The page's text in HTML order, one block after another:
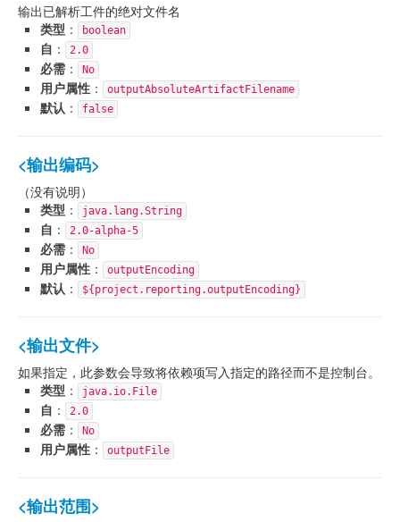
输出已解析工件的绝对文件名
类型 ： boolean
自 ： 2.0
必需 ： No
用户属性 ： outputAbsoluteArtifactFilename
默认 ： false
<输出编码>
（没有说明）
类型 ： java.lang.String
自 ： 2.0-alpha-5
必需 ： No
用户属性 ： outputEncoding
默认 ： ${project.reporting.outputEncoding}
<输出文件>
如果指定，此参数会导致将依赖项写入指定的路径而不是控制台。
类型 ： java.io.File
自 ： 2.0
必需 ： No
用户属性 ： outputFile
<输出范围>